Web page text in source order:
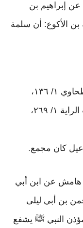
عن إبراهيم بن
مولى سلمة بن الأكوع: أن سلمة
(١) كذا في النسخ، وهكذا أخرجه الطحاوي ١/ ١٣٦،
وانظر: عمدة القاري ٥/ ١٠٣، ونصب الراية ١/ ٢٦٩،
.
هامش عن ابن أبي
بن أبي ليلى
مؤذن النبي ﷺ يشفع